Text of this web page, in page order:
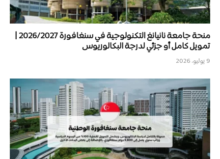
منحة جامعة نانيانغ التكنولوجية في سنغافورة 2026/2027 |
تمويل كامل أو جزئي لدرجة البكالوريوس
9 يوليو، 2026